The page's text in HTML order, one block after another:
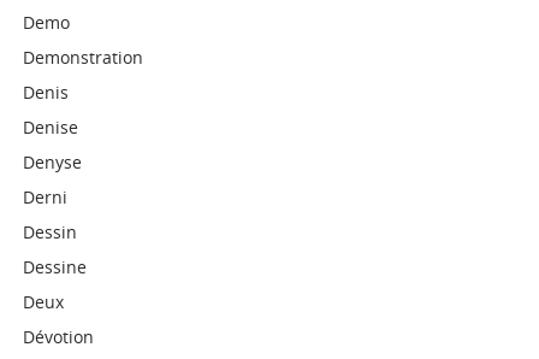
Demo
Demonstration
Denis
Denise
Denyse
Derni
Dessin
Dessine
Deux
Dévotion